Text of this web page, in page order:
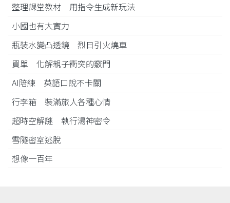
整理課堂教材 用指令生成新玩法
小國也有大實力
瓶裝水變凸透鏡 烈日引火燒車
買單 化解親子衝突的竅門
AI陪練 英語口說不卡關
行李箱 裝滿旅人各種心情
超時空解謎 執行湯神密令
雪隧密室逃脫
想像一百年